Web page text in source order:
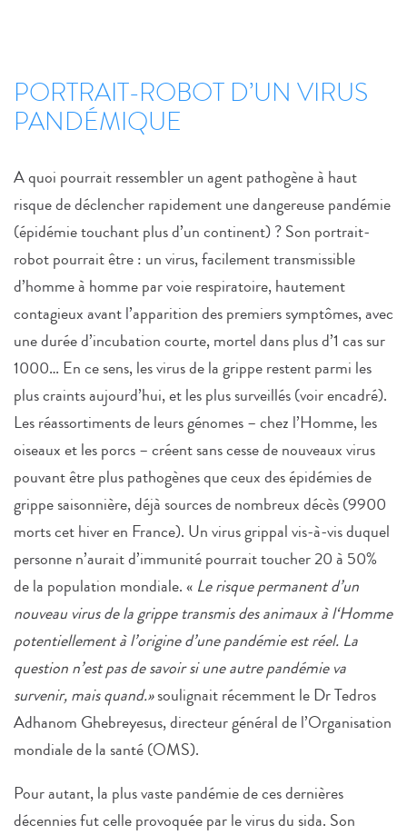
PORTRAIT-ROBOT D’UN VIRUS
PANDÉMIQUE
A quoi pourrait ressembler un agent pathogène à haut
risque de déclencher rapidement une dangereuse pandémie
(épidémie touchant plus d’un continent) ? Son portrait-
robot pourrait être : un virus, facilement transmissible
d’homme à homme par voie respiratoire, hautement
contagieux avant l’apparition des premiers symptômes, avec
une durée d’incubation courte, mortel dans plus d’1 cas sur
1000… En ce sens, les virus de la grippe restent parmi les
plus craints aujourd’hui, et les plus surveillés (voir encadré).
Les réassortiments de leurs génomes – chez l’Homme, les
oiseaux et les porcs – créent sans cesse de nouveaux virus
pouvant être plus pathogènes que ceux des épidémies de
grippe saisonnière, déjà sources de nombreux décès (9900
morts cet hiver en France). Un virus grippal vis-à-vis duquel
personne n’aurait d’immunité pourrait toucher 20 à 50%
de la population mondiale. « Le risque permanent d’un
nouveau virus de la grippe transmis des animaux à l‘Homme
potentiellement à l’origine d’une pandémie est réel. La
question n’est pas de savoir si une autre pandémie va
survenir, mais quand.»soulignait récemment le Dr Tedros
Adhanom Ghebreyesus, directeur général de l’Organisation
mondiale de la santé (OMS).
Pour autant, la plus vaste pandémie de ces dernières
décennies fut celle provoquée par le virus du sida. Son